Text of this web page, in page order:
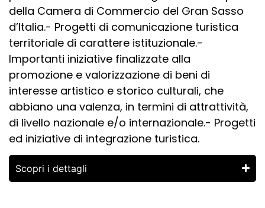
della Camera di Commercio del Gran Sasso
d’Italia.- Progetti di comunicazione turistica
territoriale di carattere istituzionale.-
Importanti iniziative finalizzate alla
promozione e valorizzazione di beni di
interesse artistico e storico culturali, che
abbiano una valenza, in termini di attrattività,
di livello nazionale e/o internazionale.- Progetti
ed iniziative di integrazione turistica.
Scopri i dettagli